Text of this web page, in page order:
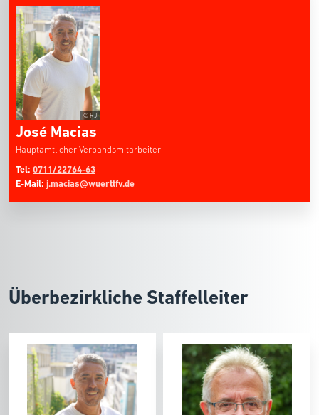
© RJ
José Macias
Hauptamtlicher Verbandsmitarbeiter
Tel: 0711/22764-63
E-Mail: j.macias@wuerttfv.de
Überbezirkliche Staffelleiter